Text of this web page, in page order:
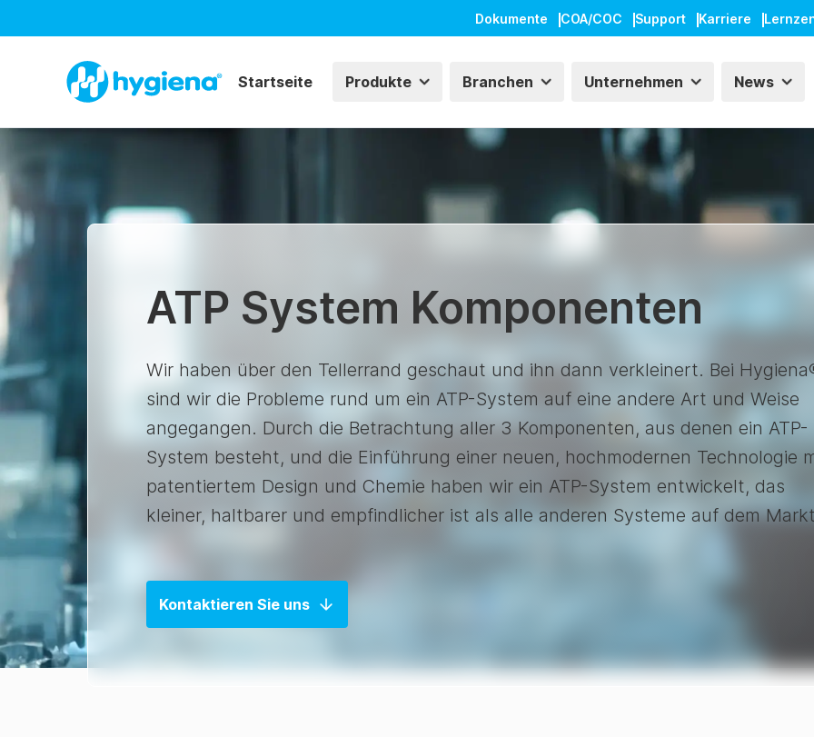
Dokumente COA/COC Support Karriere
Startseite Produkte Branchen Unternehmen News
ATP System Komponenten
Wir haben über den Tellerrand geschaut und ihn dann verkleinert. Bei
sind wir die Probleme rund um ein ATP-System auf eine andere Art und Weise
angegangen. Durch die Betrachtung aller 3 Komponenten, aus denen ein ATP-
System besteht, und die Einführung einer neuen, hochmodernen Technologie
patentiertem Design und Chemie haben wir ein ATP-System entwickelt, das
kleiner, haltbarer und empfindlicher ist als alle anderen Systeme auf dem
Kontaktieren Sie uns